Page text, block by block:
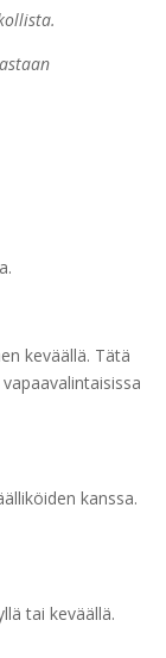
keväällä. Tätä
kanssa.
tai keväällä.